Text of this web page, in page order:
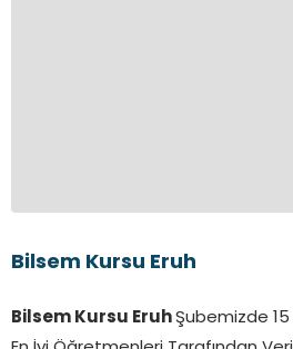
Bilsem Kursu Eruh
Bilsem Kursu Eruh Şubemizde 15